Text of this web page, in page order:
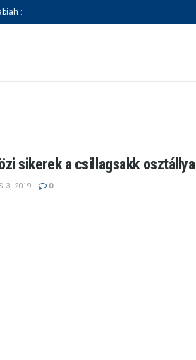
:
sikerek a csillagsakk osztállyal
3, 2019 0